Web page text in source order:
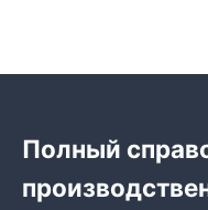
Полный